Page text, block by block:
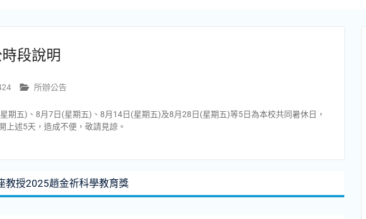
段說明
所辦公告
期五)、8月7日(星期五)、8月14日(星期五)及8月28日(星期五)等5日為本校共同暑休日，
上述5天，造成不便，敬請見諒。
教授2025趙金祈科學教育獎